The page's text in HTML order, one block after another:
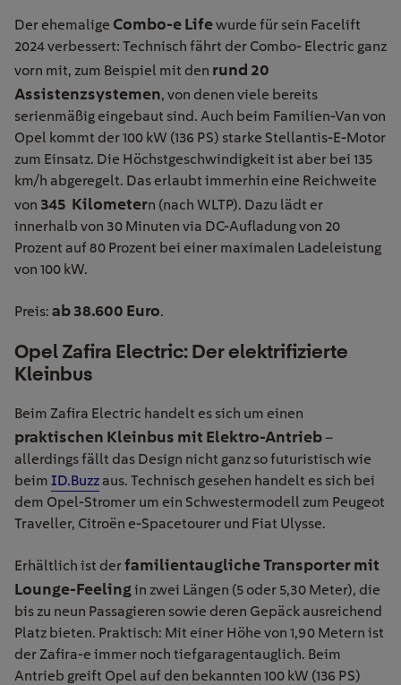
Der ehemalige Combo-e Lifewurde für sein Facelift
2024 verbessert: Technisch fährt der Combo- Electric ganz
vorn mit, zum Beispiel mit den rund 20
Assistenzsystemen, von denen viele bereits
serienmäßig eingebaut sind. Auch beim Familien-Van von
Opel kommt der 100 kW (136 PS) starke Stellantis-E-Motor
zum Einsatz. Die Höchstgeschwindigkeit ist aber bei 135
km/h abgeregelt. Das erlaubt immerhin eine Reichweite
von 345 Kilometern (nach WLTP). Dazu lädt er
innerhalb von 30 Minuten via DC-Aufladung von 20
Prozent auf 80 Prozent bei einer maximalen Ladeleistung
von 100 kW.
Preis: ab 38.600 Euro.
Opel Zafira Electric: Der elektrifizierte
Kleinbus
Beim Zafira Electric handelt es sich um einen
praktischen Kleinbus mit Elektro-Antrieb–
allerdings fällt das Design nicht ganz so futuristisch wie
beim ID.Buzz aus. Technisch gesehen handelt es sich bei
dem Opel-Stromer um ein Schwestermodell zum Peugeot
Traveller, Citroën e-Spacetourer und Fiat Ulysse.
Erhältlich ist derfamilientaugliche Transporter mit
Lounge-Feelingin zwei Längen (5 oder 5,30 Meter), die
bis zu neun Passagieren sowie deren Gepäck ausreichend
Platz bieten. Praktisch: Mit einer Höhe von 1,90 Metern ist
der Zafira-e immer noch tiefgaragentauglich. Beim
Antrieb greift Opel auf den bekannten 100 kW (136 PS)